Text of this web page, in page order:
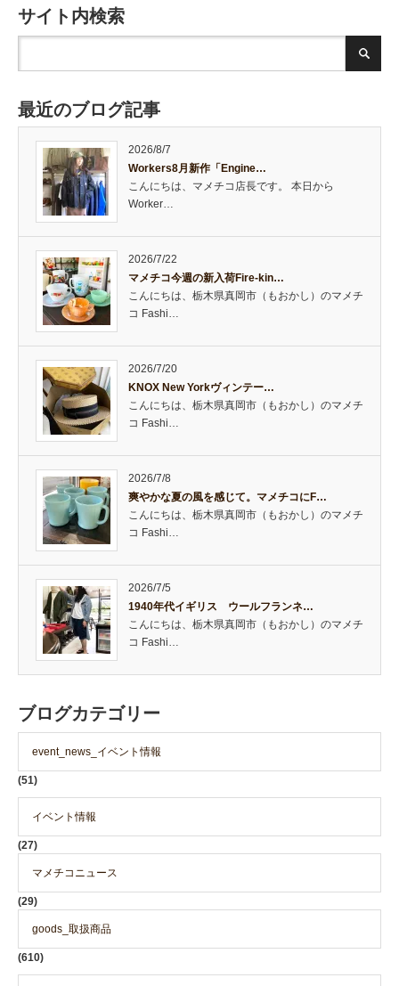
サイト内検索
最近のブログ記事
2026/8/7
Workers8月新作「Engine…
こんにちは、マメチコ店長です。 本日から
Worker…
2026/7/22
マメチコ今週の新入荷Fire-kin…
こんにちは、栃木県真岡市（もおかし）のマメチ
コ Fashi…
2026/7/20
KNOX New Yorkヴィンテー…
こんにちは、栃木県真岡市（もおかし）のマメチ
コ Fashi…
2026/7/8
爽やかな夏の風を感じて。マメチコにF…
こんにちは、栃木県真岡市（もおかし）のマメチ
コ Fashi…
2026/7/5
1940年代イギリス ウールフランネ…
こんにちは、栃木県真岡市（もおかし）のマメチ
コ Fashi…
ブログカテゴリー
event_news_イベント情報
(51)
イベント情報
(27)
マメチコニュース
(29)
goods_取扱商品
(610)